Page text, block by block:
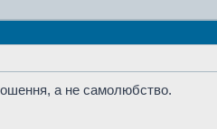
а не самолюбство.